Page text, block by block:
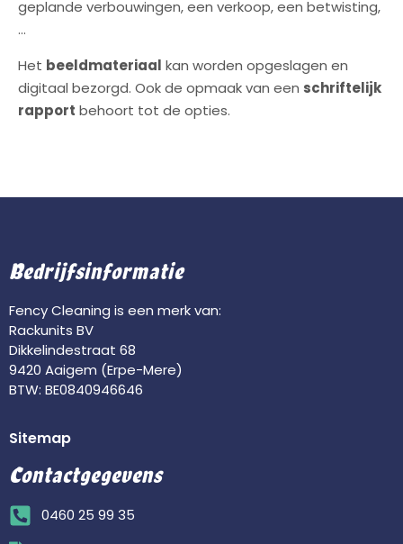
geplande verbouwingen, een verkoop, een betwisting,
…
Het beeldmateriaal kan worden opgeslagen en
digitaal bezorgd. Ook de opmaak van een schriftelijk
rapport behoort tot de opties.
Bedrijfsinformatie
Fency Cleaning is een merk van:
Rackunits BV
Dikkelindestraat 68
9420 Aaigem (Erpe-Mere)
BTW: BE0840946646
Sitemap
Contactgegevens
0460 25 99 35